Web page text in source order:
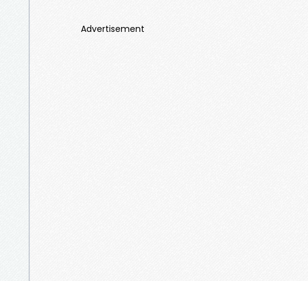
Advertisement